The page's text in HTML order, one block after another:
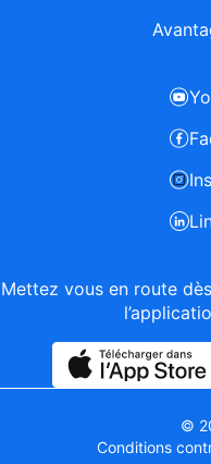
Mettez vous en route
©
Conditions